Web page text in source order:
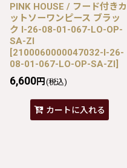
PINK HOUSE / フード付きカ
ットソーワンピース ブラッ
ク I-26-08-01-067-LO-OP-
SA-ZI
[2100060000047032-I-26-
08-01-067-LO-OP-SA-ZI]
6,600円 (税込)
カートに入れる